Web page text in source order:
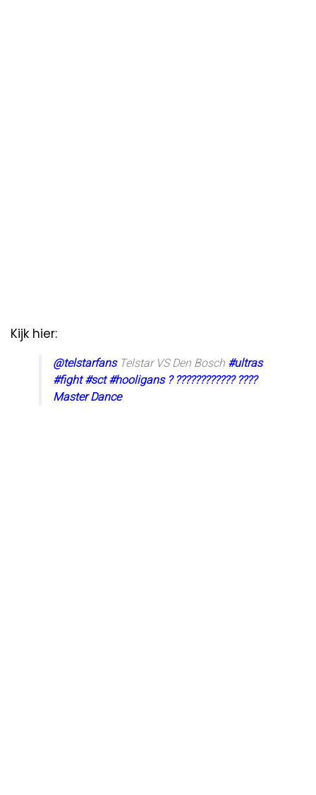
Kijk hier:
@telstarfansTelstar VS Den Bosch #ultras
#fight #sct #hooligans ? ???????????? ????
Master Dance